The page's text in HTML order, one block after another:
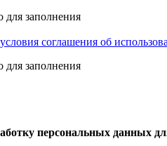
для заполнения
условия соглашения об
для заполнения
персональных данных